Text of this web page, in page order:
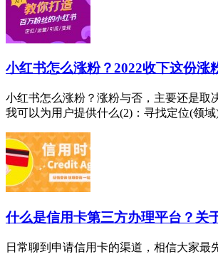
小红书怎么涨粉？2022收下这份涨
小红书怎么涨粉？涨粉与否，主要还是取
我可以为用户提供什么(2)：寻找定位(领
什么是信用卡第三方办理平台？关
日常聊到申请信用卡的渠道，相信大家